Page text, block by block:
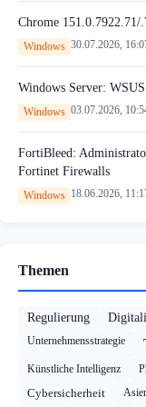
Chrome
Windows 30.07.2026,
Windows Server:
Windows 03.07.2026,
FortiBleed:
Fortinet Firewalls
Windows 18.06.2026,
Themen
Regulierung
Unternehmensstrategie
Künstliche Intelligenz
Cybersicherheit